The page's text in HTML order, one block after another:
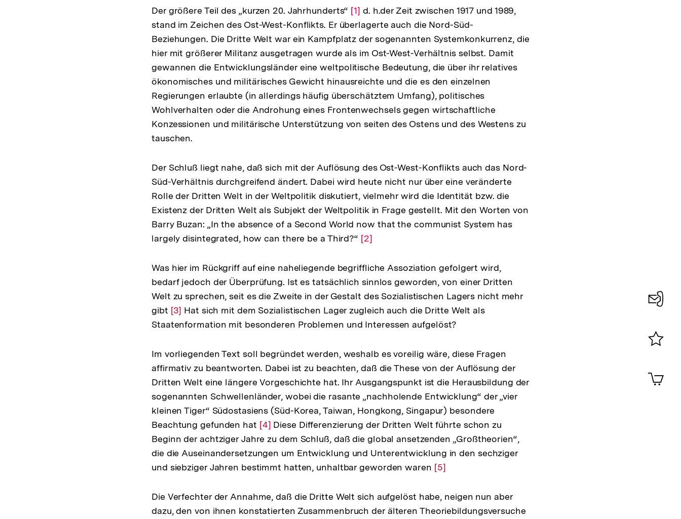
Der größere Teil des „kurzen 20. Jahrhunderts“ Zur
Auflösung
der
Fußnote
[1] d. h.der Zeit zwischen 1917 und 1989,
stand im Zeichen des Ost-West-Konflikts. Er überlagerte auch die Nord-Süd-
Beziehungen. Die Dritte Welt war ein Kampfplatz der sogenannten Systemkonkurrenz, die
hier mit größerer Militanz ausgetragen wurde als im Ost-West-Verhältnis selbst. Damit
gewannen die Entwicklungsländer eine weltpolitische Bedeutung, die über ihr relatives
ökonomisches und militärisches Gewicht hinausreichte und die es den einzelnen
Regierungen erlaubte (in allerdings häufig überschätztem Umfang), politisches
Wohlverhalten oder die Androhung eines Frontenwechsels gegen wirtschaftliche
Konzessionen und militärische Unterstützung von seiten des Ostens und des Westens zu
tauschen.
Der Schluß liegt nahe, daß sich mit der Auflösung des Ost-West-Konflikts auch das Nord-
Süd-Verhältnis durchgreifend ändert. Dabei wird heute nicht nur über eine veränderte
Rolle der Dritten Welt in der Weltpolitik diskutiert, vielmehr wird die Identität bzw. die
Existenz der Dritten Welt als Subjekt der Weltpolitik in Frage gestellt. Mit den Worten von
Barry Buzan: „In the absence of a Second World now that the communist System has
largely disintegrated, how can there be a Third?“ Zur
der
Fußnote
[2]
Was hier im Rückgriff auf eine naheliegende begriffliche Assoziation gefolgert wird,
bedarf jedoch der Überprüfung. Ist es tatsächlich sinnlos geworden, von einer Dritten
Welt zu sprechen, seit es die Zweite in der Gestalt des Sozialistischen Lagers nicht mehr
gibt Zur
Auflösung
Fußnote
[3] Hat sich mit dem Sozialistischen Lager zugleich auch die Dritte Welt als
Staatenformation mit besonderen Problemen und Interessen aufgelöst?
Im vorliegenden Text soll begründet werden, weshalb es voreilig wäre, diese Fragen
affirmativ zu beantworten. Dabei ist zu beachten, daß die These von der Auflösung der
Dritten Welt eine längere Vorgeschichte hat. Ihr Ausgangspunkt ist die Herausbildung der
sogenannten Schwellenländer, wobei die rasante „nachholende Entwicklung“ der „vier
kleinen Tiger“ Südostasiens (Süd-Korea, Taiwan, Hongkong, Singapur) besondere
Beachtung gefunden hat Zur
Auflösung
der
Fußnote
[4] Diese Differenzierung der Dritten Welt führte schon zu
Beginn der achtziger Jahre zu dem Schluß, daß die global ansetzenden „Großtheorien“,
die die Auseinandersetzungen um Entwicklung und Unterentwicklung in den sechziger
und siebziger Jahren bestimmt hatten, unhaltbar geworden waren Zur
der
Fußnote
[5]
Die Verfechter der Annahme, daß die Dritte Welt sich aufgelöst habe, neigen nun aber
dazu, den von ihnen konstatierten Zusammenbruch der älteren Theoriebildungsversuche